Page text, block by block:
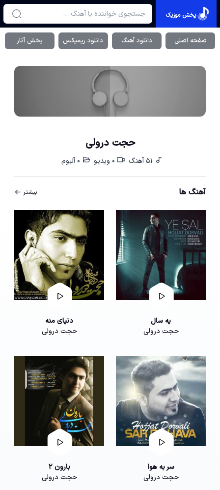
پخش موزیک
صفحه اصلی دانلود آهنگ دانلود ریمیکس پخش آثار
حجت درولی
51 آهنگ 0 ویدیو 0 آلبوم
آهنگ ها بیشتر
یه سال
حجت درولی
دنیای منه
حجت درولی
سر به هوا
حجت درولی
بارون 2
حجت درولی